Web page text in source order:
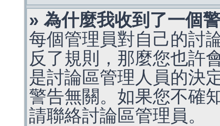
» 為什麼我收到了一個
每個管理員對自己的討
反了規則，那麼您也許
是討論區管理人員的決
警告無關。如果您不確
請聯絡討論區管理員。